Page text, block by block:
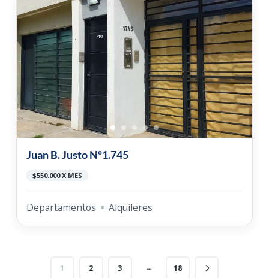
Juan B. Justo Nº1.745
$550.000 X MES
Departamentos Alquileres
1 2 3 … 18